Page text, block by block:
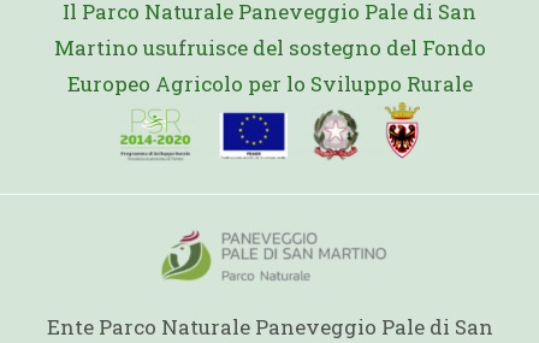
Il Parco Naturale Paneveggio Pale di San
Martino usufruisce del sostegno del Fondo
Europeo Agricolo per lo Sviluppo Rurale
Ente Parco Naturale Paneveggio Pale di San